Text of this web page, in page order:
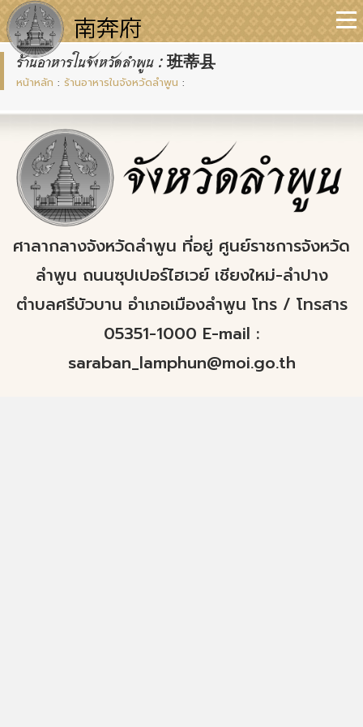
ร้านอาหารในจังหวัดลำพูน : 班蒂县
หน้าหลัก : ร้านอาหารในจังหวัดลำพูน :
ศาลากลางจังหวัดลำพูน ที่อยู่ ศูนย์ราชการจังหวัด
ลำพูน ถนนซุปเปอร์ไฮเวย์ เชียงใหม่-ลำปาง
ตำบลศรีบัวบาน อำเภอเมืองลำพูน โทร / โทรสาร
05351-1000 E-mail :
saraban_lamphun@moi.go.th